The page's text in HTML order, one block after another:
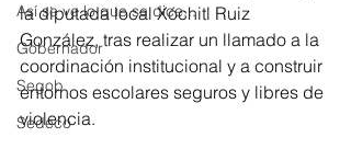
Así se ve lo que se dice...
Gobernador
Segob
Sedeco
la diputada local Xóchitl Ruiz
González, tras realizar un llamado a la
coordinación institucional y a construir
entornos escolares seguros y libres de
violencia.